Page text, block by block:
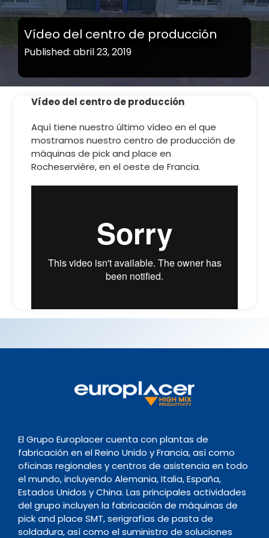
Vídeo del centro de producción
Published: abril 23, 2019
Vídeo del centro de producción
Aquí tiene nuestro último vídeo en el que
mostramos nuestro centro de producción de
máquinas de pick and place en
Rocheservière, en el oeste de Francia.
El Grupo Europlacer cuenta con plantas de
fabricación en el Reino Unido y Francia, así como
oficinas regionales y centros de asistencia en todo
el mundo, incluyendo Alemania, Italia, España,
Estados Unidos y China. Las principales actividades
del grupo incluyen la fabricación de máquinas de
pick and place SMT, serigrafías de pasta de
soldadura, así como el suministro de soluciones